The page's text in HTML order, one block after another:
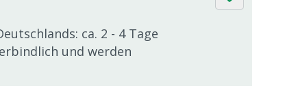
ca. 2 - 4 Tage
und werden